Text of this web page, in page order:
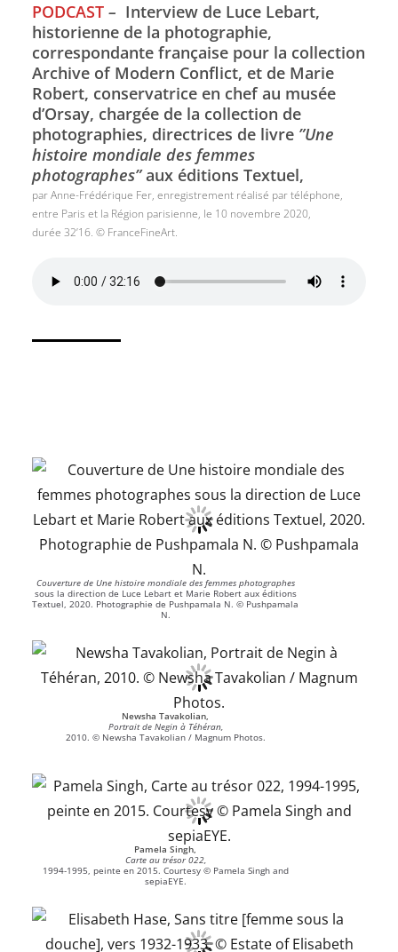
PODCAST – Interview de Luce Lebart,
historienne de la photographie,
correspondante française pour la collection
Archive of Modern Conflict, et de Marie
Robert, conservatrice en chef au musée
d’Orsay, chargée de la collection de
photographies, directrices de livre ”Une
histoire mondiale des femmes
photographes”aux éditions Textuel,
par Anne-Frédérique Fer, enregistrement réalisé par téléphone,
entre Paris et la Région parisienne, le 10 novembre 2020,
durée 32’16. © FranceFineArt.
Couverture de Une histoire mondiale des femmes photographes
sous la direction de Luce Lebart et Marie Robert aux éditions
Textuel, 2020. Photographie de Pushpamala N. © Pushpamala
N.
Newsha Tavakolian,
Portrait de Negin à Téhéran,
2010. © Newsha Tavakolian / Magnum Photos.
Pamela Singh,
Carte au trésor 022,
1994-1995, peinte en 2015. Courtesy © Pamela Singh and
sepiaEYE.